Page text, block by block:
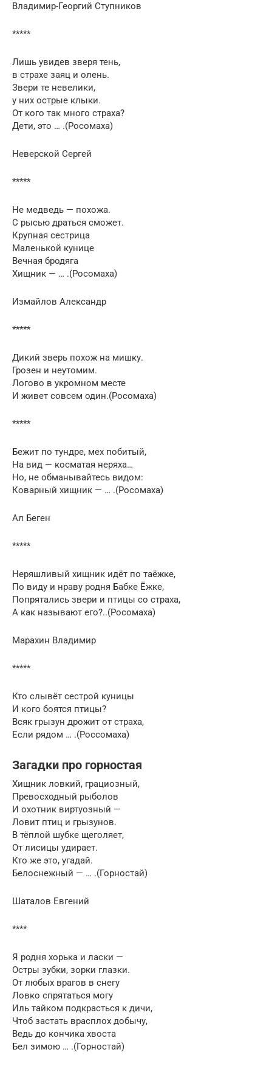
Владимир-Георгий Ступников
*****
Лишь увидев зверя тень,
в страхе заяц и олень.
Звери те невелики,
у них острые клыки.
От кого так много страха?
Дети, это … .(Росомаха)
Неверской Сергей
*****
Не медведь — похожа.
С рысью драться сможет.
Крупная сестрица
Маленькой кунице
Вечная бродяга
Хищник — … .(Росомаха)
Измайлов Александр
*****
Дикий зверь похож на мишку.
Грозен и неутомим.
Логово в укромном месте
И живет совсем один.(Росомаха)
*****
Бежит по тундре, мех побитый,
На вид — косматая неряха…
Но, не обманывайтесь видом:
Коварный хищник — … .(Росомаха)
Ал Беген
*****
Неряшливый хищник идёт по таёжке,
По виду и нраву родня Бабке Ёжке,
Попрятались звери и птицы со страха,
А как называют его?..(Росомаха)
Марахин Владимир
*****
Кто слывёт сестрой куницы
И кого боятся птицы?
Всяк грызун дрожит от страха,
Если рядом … .(Россомаха)
Загадки про горностая
Хищник ловкий, грациозный,
Превосходный рыболов
И охотник виртуозный —
Ловит птиц и грызунов.
В тёплой шубке щеголяет,
От лисицы удирает.
Кто же это, угадай.
Белоснежный — … .(Горностай)
Шаталов Евгений
****
Я родня хорька и ласки —
Остры зубки, зорки глазки.
От любых врагов в снегу
Ловко спрятаться могу
Иль тайком подкрасться к дичи,
Чтоб застать врасплох добычу,
Ведь до кончика хвоста
Бел зимою … .(Горностай)